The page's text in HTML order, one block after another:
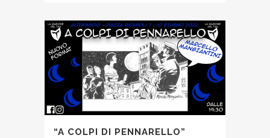
“A COLPI DI PENNARELLO”